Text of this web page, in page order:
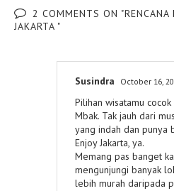
2 COMMENTS ON
JAKARTA "
Susindra October 16,
Pilihan wisatamu
Mbak. Tak jauh dari
yang indah dan punya
Enjoy Jakarta, ya.
Memang pas banget
mengunjungi banyak
lebih murah daripada